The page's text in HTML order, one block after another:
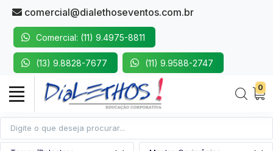
comercial@dialethoseventos.com.br
Comercial: (11) 9.4975-8811
(13) 9.8828-7677 (11) 9.9588-2747
0